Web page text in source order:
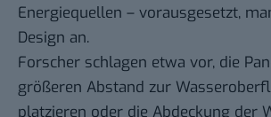
Energiequellen – vorausgesetzt,
Design an.
Forscher schlagen etwa vor, die
größeren Abstand zur
platzieren oder die Abdeckung der